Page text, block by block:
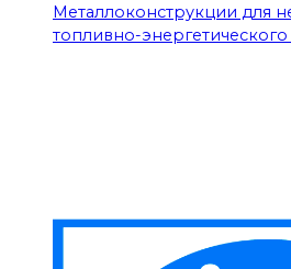
Металлоконструкции для
топливно-